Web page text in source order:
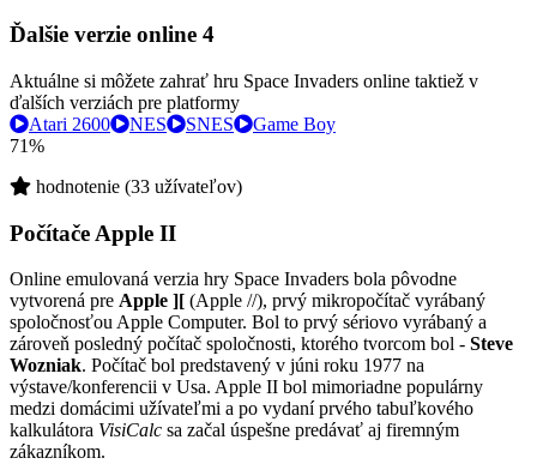
Ďalšie verzie online 4
Aktuálne si môžete zahrať hru Space Invaders online taktiež v
ďalších verziách pre platformy
Atari 2600
NES SNES
Game Boy
71%
hodnotenie (33 užívateľov)
Počítače Apple II
Online emulovaná verzia hry Space Invaders bola pôvodne
vytvorená pre Apple ][ (Apple //), prvý mikropočítač vyrábaný
spoločnosťou Apple Computer. Bol to prvý sériovo vyrábaný a
zároveň posledný počítač spoločnosti, ktorého tvorcom bol - Steve
Wozniak. Počítač bol predstavený v júni roku 1977 na
výstave/konferencii v Usa. Apple II bol mimoriadne populárny
medzi domácimi užívateľmi a po vydaní prvého tabuľkového
kalkulátora VisiCalc sa začal úspešne predávať aj firemným
zákazníkom.